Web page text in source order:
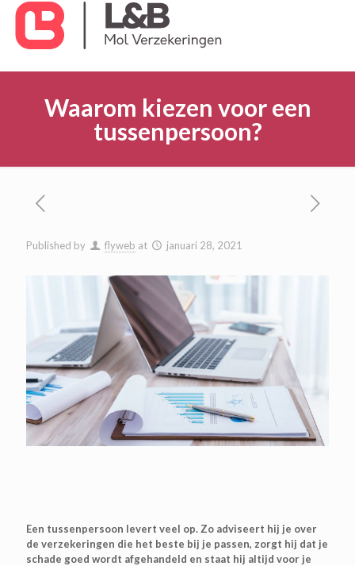
Waarom kiezen voor een
tussenpersoon?
Published by flyweb at januari 28, 2021
Een tussenpersoon levert veel op. Zo adviseert hij je over
de verzekeringen die het beste bij je passen, zorgt hij dat je
schade goed wordt afgehandeld en staat hij altijd voor je